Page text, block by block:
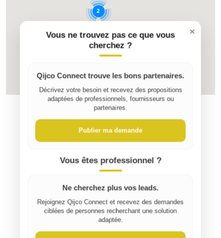
2
4
×
Vous ne trouvez pas ce que vous
cherchez ?
Qijco Connect trouve les bons partenaires.
Décrivez votre besoin et recevez des propositions
adaptées de professionnels, fournisseurs ou
partenaires.
Publier ma demande
Vous êtes professionnel ?
Ne cherchez plus vos leads.
Rejoignez Qijco Connect et recevez des demandes
ciblées de personnes recherchant une solution
adaptée.